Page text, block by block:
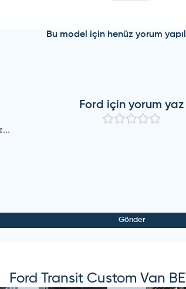
Bu model için henüz yorum
Ford için yorum yaz
Gönder
Ford Transit Custom Van